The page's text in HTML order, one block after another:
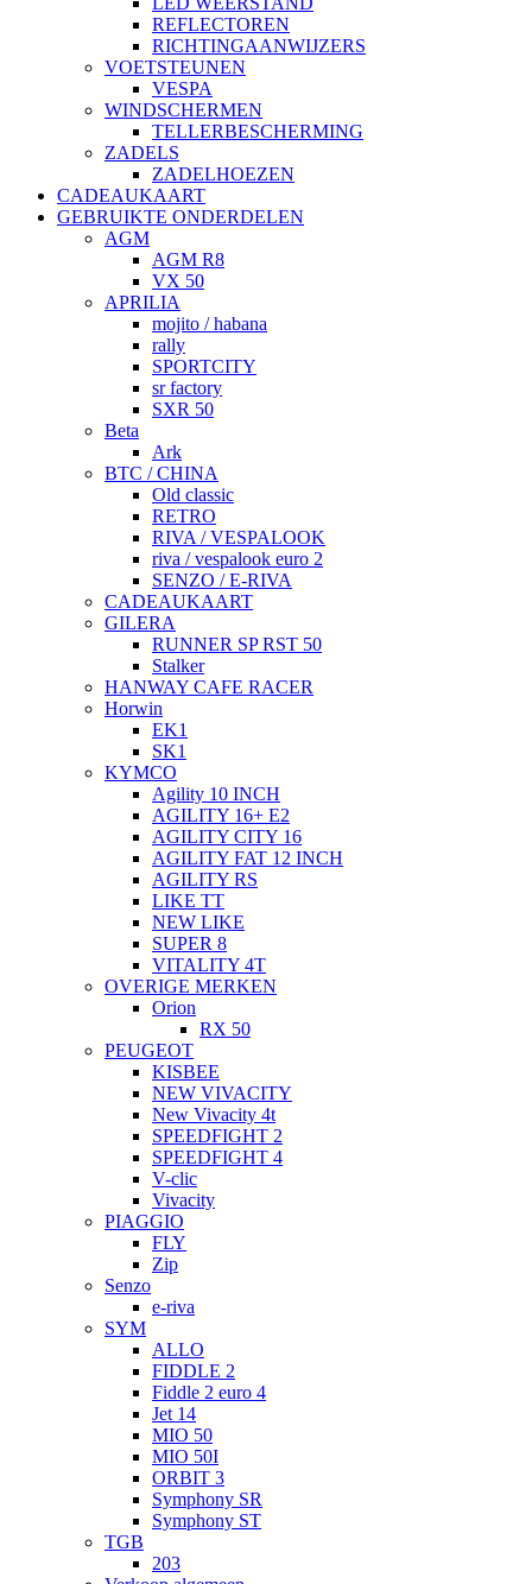
REFLECTOREN
RICHTINGAANWIJZERS
VOETSTEUNEN
VESPA
WINDSCHERMEN
TELLERBESCHERMING
ZADELS
ZADELHOEZEN
CADEAUKAART
GEBRUIKTE ONDERDELEN
AGM
AGM R8
VX 50
APRILIA
mojito / habana
rally
SPORTCITY
sr factory
SXR 50
Beta
Ark
BTC / CHINA
Old classic
RETRO
RIVA / VESPALOOK
riva / vespalook euro 2
SENZO / E-RIVA
CADEAUKAART
GILERA
RUNNER SP RST 50
Stalker
HANWAY CAFE RACER
Horwin
EK1
SK1
KYMCO
Agility 10 INCH
AGILITY 16+ E2
AGILITY CITY 16
AGILITY FAT 12 INCH
AGILITY RS
LIKE TT
NEW LIKE
SUPER 8
VITALITY 4T
OVERIGE MERKEN
Orion
RX 50
PEUGEOT
KISBEE
NEW VIVACITY
New Vivacity 4t
SPEEDFIGHT 2
SPEEDFIGHT 4
V-clic
Vivacity
PIAGGIO
FLY
Zip
Senzo
e-riva
SYM
ALLO
FIDDLE 2
Fiddle 2 euro 4
Jet 14
MIO 50
MIO 50I
ORBIT 3
Symphony SR
Symphony ST
TGB
203